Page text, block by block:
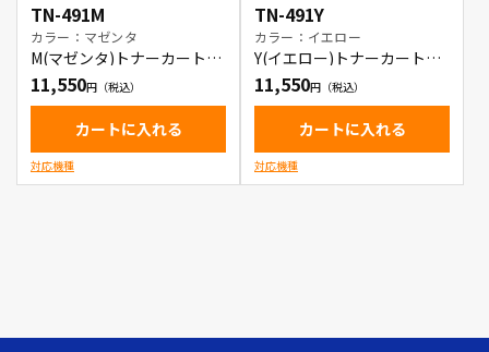
TN-491M
カラー：マゼンタ
M(マゼンタ)トナーカートリ
ッジ
11,550
カートに入れる
対応機種
TN-491Y
カラー：イエロー
Y(イエロー)トナーカートリ
ッジ
11,550
カートに入れる
対応機種